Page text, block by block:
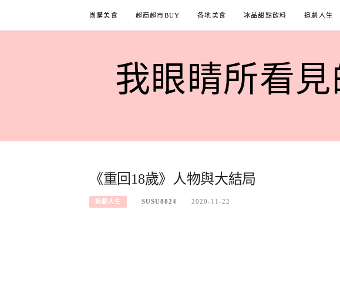
content
團購美食 超商超市BUY 各地美食 冰品甜點飲料 追劇人生
我眼睛所看見
《重回18歲》人物與大結局
追劇人生 SUSU8824 2020-11-22